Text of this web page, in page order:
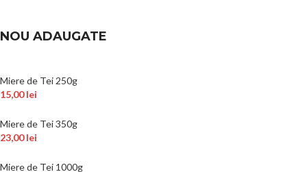
NOU ADAUGATE
Miere de Tei 250g
15,00lei
Miere de Tei 350g
23,00lei
Miere de Tei 1000g